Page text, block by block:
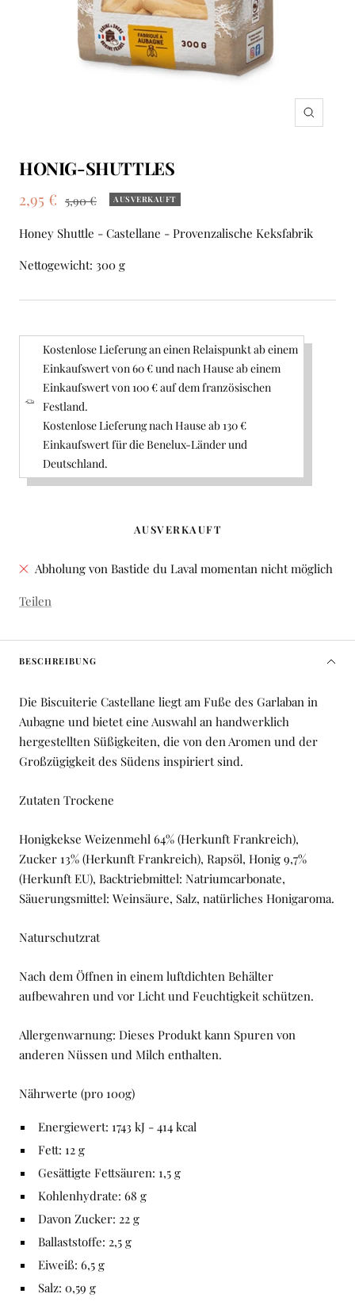
Zoom
HONIG-SHUTTLES
Angebotspreis
2,95 € Regulärer
5,90 € AUSVERKAUFT
Honey Shuttle - Castellane - Provenzalische Keksfabrik
Nettogewicht: 300 g
Kostenlose Lieferung an einen Relaispunkt ab einem
Einkaufswert von 60 € und nach Hause ab einem
Einkaufswert von 100 € auf dem französischen
Festland.
Kostenlose Lieferung nach Hause ab 130 €
Einkaufswert für die Benelux-Länder und
Deutschland.
AUSVERKAUFT
Abholung von Bastide du Laval momentan nicht möglich
Teilen
BESCHREIBUNG
Die Biscuiterie Castellane liegt am Fuße des Garlaban in
Aubagne und bietet eine Auswahl an handwerklich
hergestellten Süßigkeiten, die von den Aromen und der
Großzügigkeit des Südens inspiriert sind.
Zutaten Trockene
Honigkekse Weizenmehl 64% (Herkunft Frankreich),
Zucker 13% (Herkunft Frankreich), Rapsöl, Honig 9,7%
(Herkunft EU), Backtriebmittel: Natriumcarbonate,
Säuerungsmittel: Weinsäure, Salz, natürliches Honigaroma.
Naturschutzrat
Nach dem Öffnen in einem luftdichten Behälter
aufbewahren und vor Licht und Feuchtigkeit schützen.
Allergenwarnung: Dieses Produkt kann Spuren von
anderen Nüssen und Milch enthalten.
Nährwerte (pro 100g)
Energiewert: 1743 kJ - 414 kcal
Fett: 12 g
Gesättigte Fettsäuren: 1,5 g
Kohlenhydrate: 68 g
Davon Zucker: 22 g
Ballaststoffe: 2,5 g
Eiweiß: 6,5 g
Salz: 0,59 g